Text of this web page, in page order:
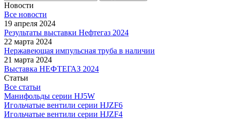
Новости
Все новости
19 апреля 2024
Результаты выставки Нефтегаз 2024
22 марта 2024
Нержавеющая импульсная труба в наличии
21 марта 2024
Выставка НЕФТЕГАЗ 2024
Статьи
Все статьи
Манифольды серии HJ5W
Игольчатые вентили серии HJZF6
Игольчатые вентили серии HJZF4